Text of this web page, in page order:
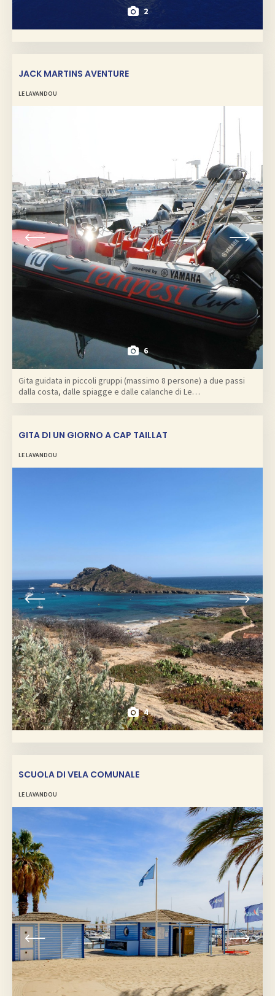
2
JACK MARTINS AVENTURE
LE LAVANDOU
6
Gita guidata in piccoli gruppi (massimo 8 persone) a due passi
dalla costa, dalle spiagge e dalle calanche di Le…
GITA DI UN GIORNO A CAP TAILLAT
LE LAVANDOU
4
SCUOLA DI VELA COMUNALE
LE LAVANDOU